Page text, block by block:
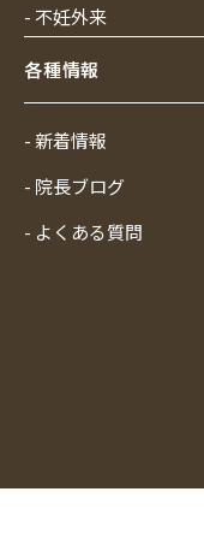
- 不妊外来
各種情報
- 新着情報
- 院長ブログ
- よくある質問